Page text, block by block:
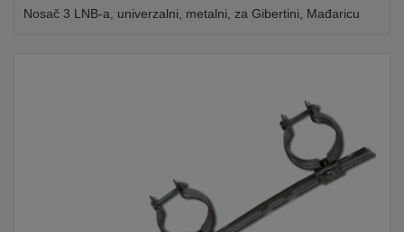
UREĐAJI
Nosač 3 LNB-a, univerzalni, metalni, za Gibertini, Mađaricu